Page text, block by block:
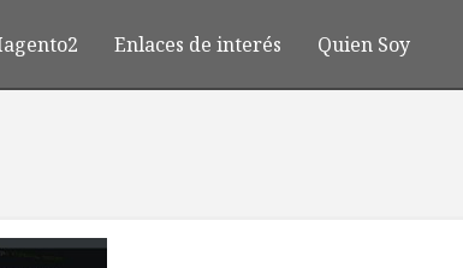
Enlaces de interés Quien Soy